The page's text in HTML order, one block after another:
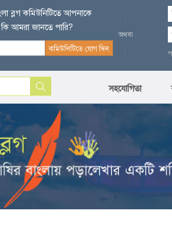
ব্লগ কমিউনিটিতে আপনাকে
আমরা জানতে পারি?
সহযোগিতা